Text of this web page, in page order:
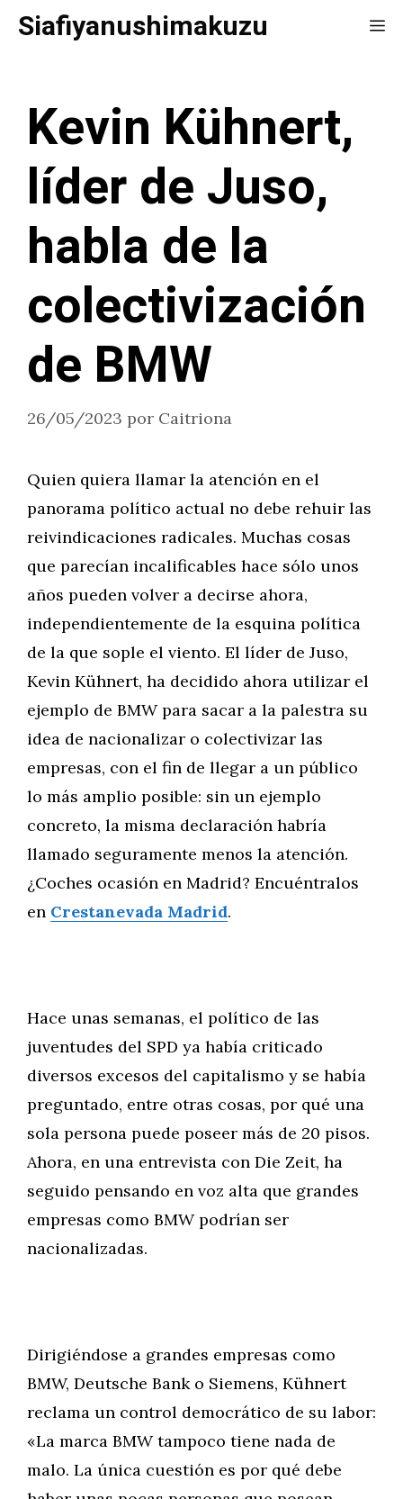
SaltarSiafiyanushimakuzu
Kevin Kühnert,
líder de Juso,
habla de la
colectivización
de BMW
26/05/2023 por Caitriona
Quien quiera llamar la atención en el
panorama político actual no debe rehuir las
reivindicaciones radicales. Muchas cosas
que parecían incalificables hace sólo unos
años pueden volver a decirse ahora,
independientemente de la esquina política
de la que sople el viento. El líder de Juso,
Kevin Kühnert, ha decidido ahora utilizar el
ejemplo de BMW para sacar a la palestra su
idea de nacionalizar o colectivizar las
empresas, con el fin de llegar a un público
lo más amplio posible: sin un ejemplo
concreto, la misma declaración habría
llamado seguramente menos la atención.
¿Coches ocasión en Madrid? Encuéntralos
en Crestanevada Madrid.
Hace unas semanas, el político de las
juventudes del SPD ya había criticado
diversos excesos del capitalismo y se había
preguntado, entre otras cosas, por qué una
sola persona puede poseer más de 20 pisos.
Ahora, en una entrevista con Die Zeit, ha
seguido pensando en voz alta que grandes
empresas como BMW podrían ser
nacionalizadas.
Dirigiéndose a grandes empresas como
BMW, Deutsche Bank o Siemens, Kühnert
reclama un control democrático de su labor:
«La marca BMW tampoco tiene nada de
malo. La única cuestión es por qué debe